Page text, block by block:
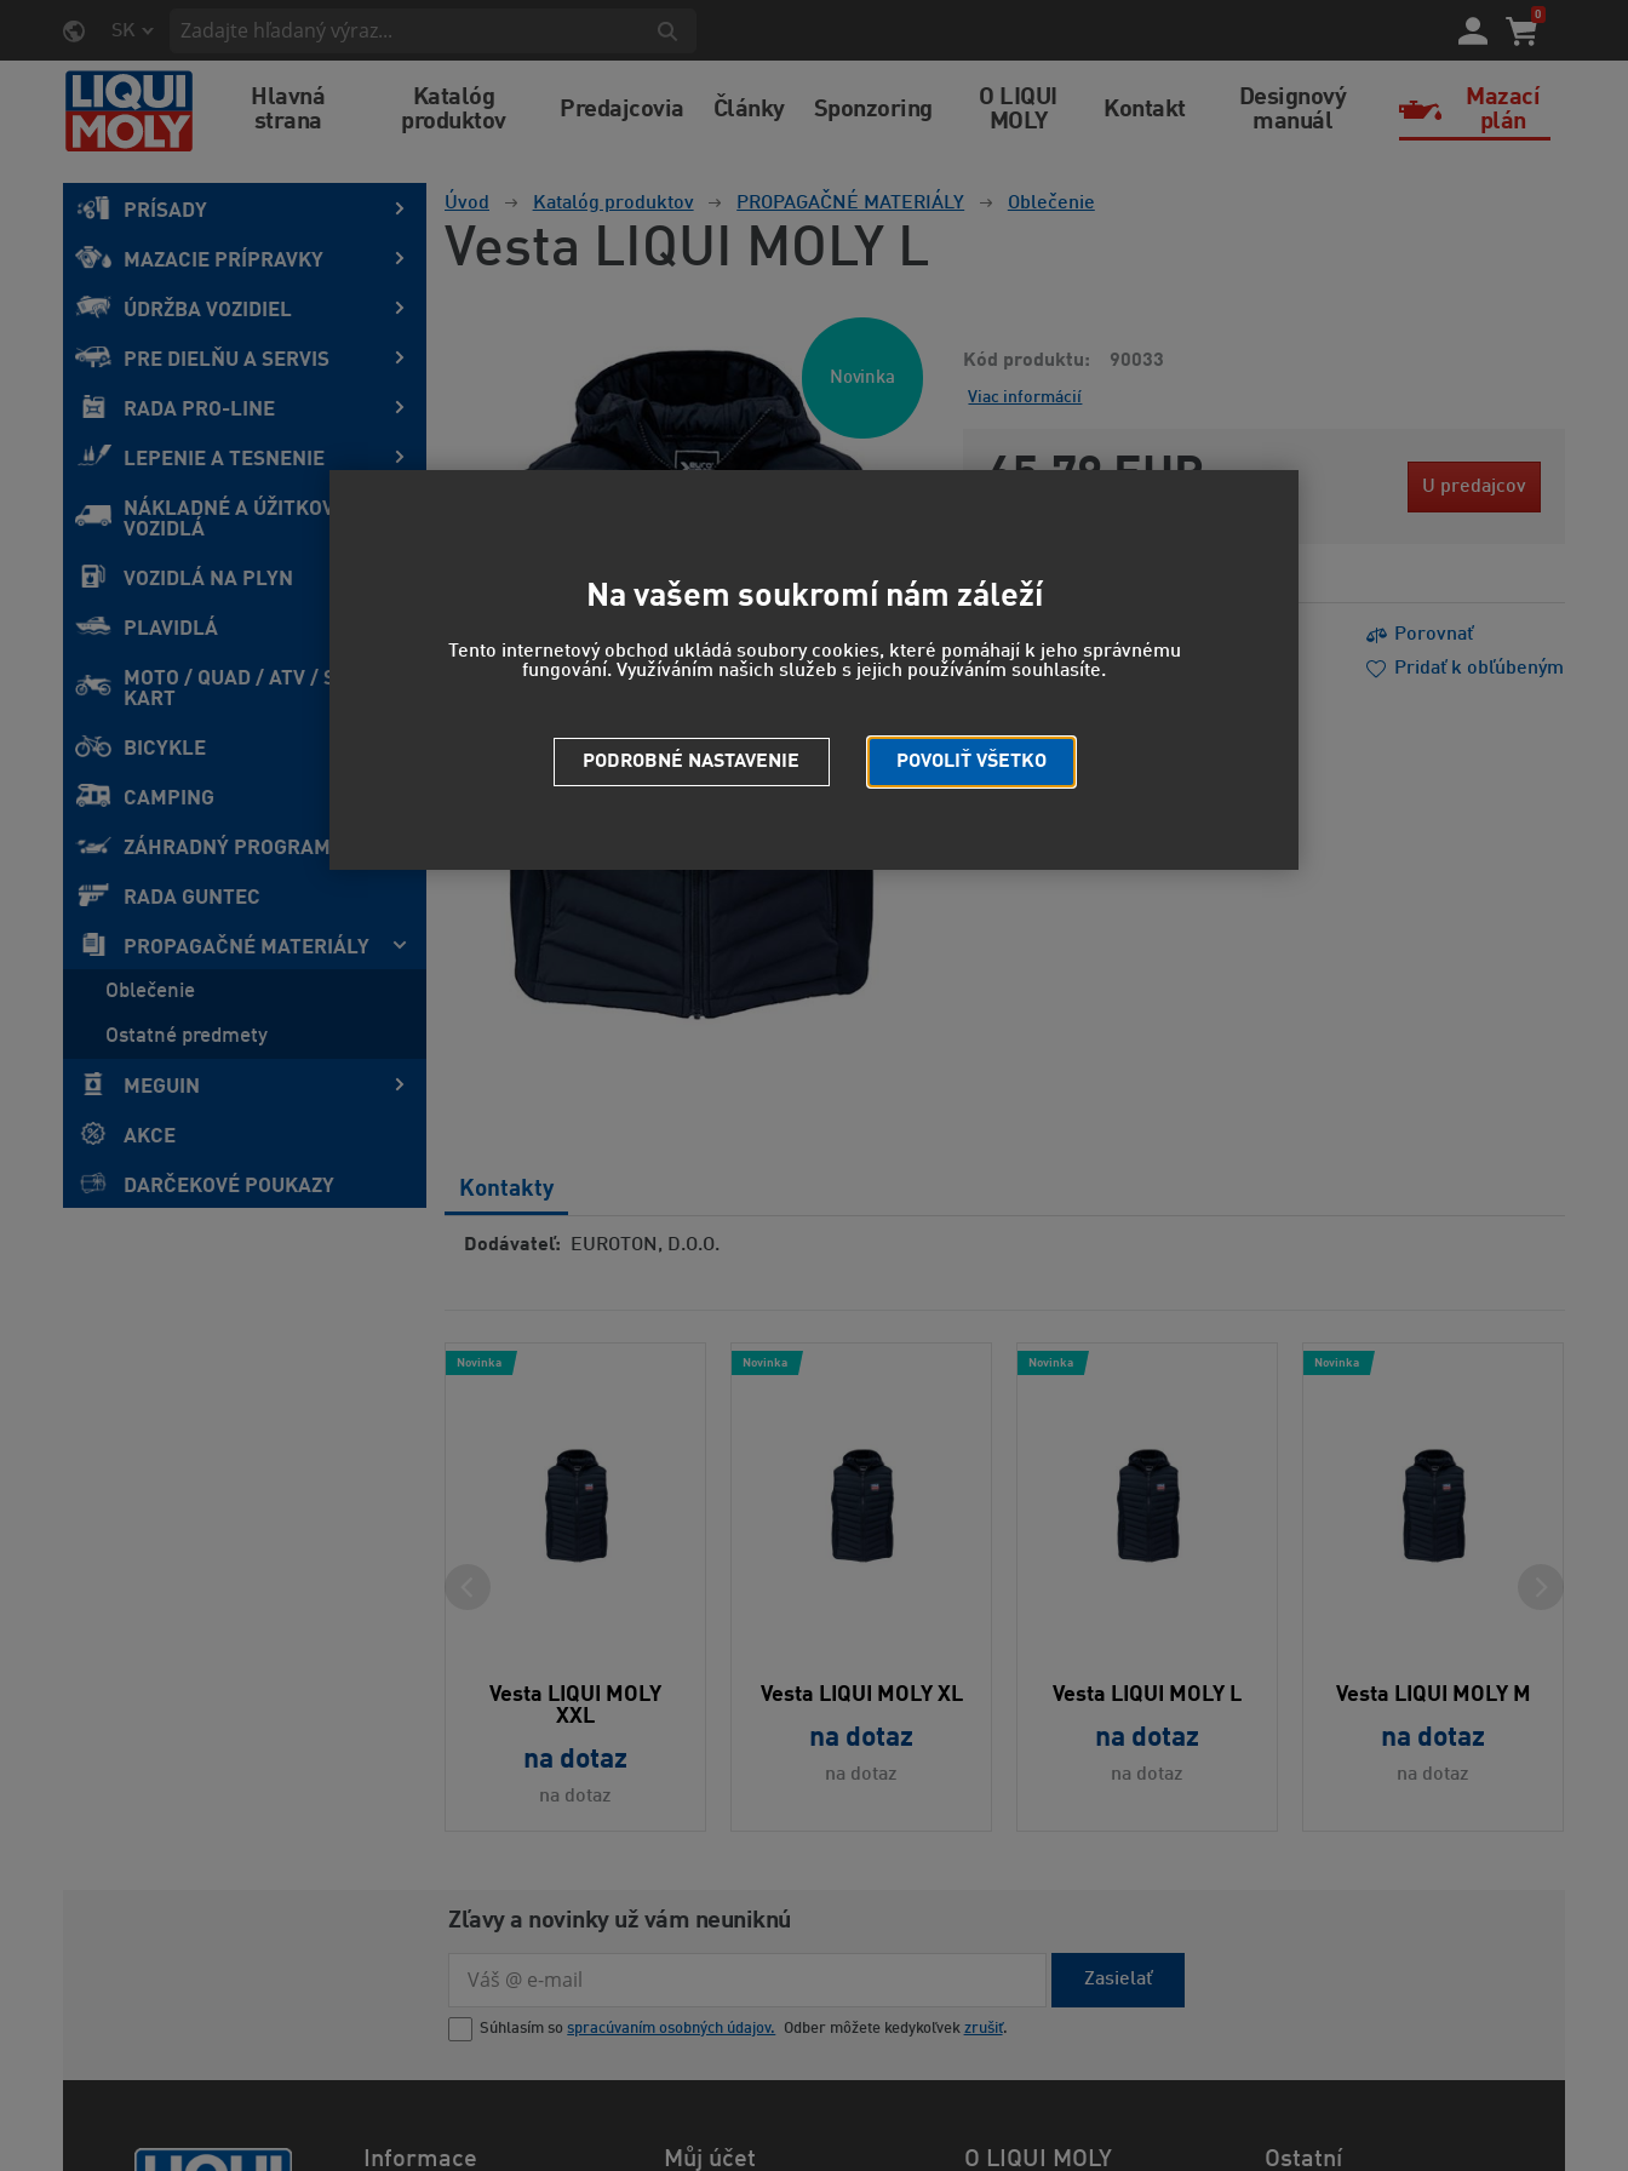
SK
0
Hlavná
strana
Katalóg
produktov
Predajcovia Články Sponzoring
O LIQUI
MOLY
Kontakt
Designový
manuál
Mazací
plán
PRÍSADY
MAZACIE PRÍPRAVKY
ÚDRŽBA VOZIDIEL
PRE DIELŇU A SERVIS
RADA PRO-LINE
LEPENIE A TESNENIE
NÁKLADNÉ A ÚŽITKOVÉ
VOZIDLÁ
VOZIDLÁ NA PLYN
PLAVIDLÁ
MOTO / QUAD / ATV / SxS /
KART
BICYKLE
CAMPING
ZÁHRADNÝ PROGRAM
RADA GUNTEC
PROPAGAČNÉ MATERIÁLY
Oblečenie
Ostatné predmety
MEGUIN
AKCE
DARČEKOVÉ POUKAZY
Úvod Katalóg produktov PROPAGAČNÉ MATERIÁLY Oblečenie
Vesta LIQUI MOLY L
Novinka
Kód produktu 90033
Viac informácií
65,79 EUR U predajcov
Porovnať
Potrebujem poradiť
Pridať k obľúbeným
Dodávateľ: EUROTON, D.O.O.
Kontakty
Vesta LIQUI MOLY
XXL
na dotaz
na dotaz
Novinka
Vesta LIQUI MOLY XL
na dotaz
na dotaz
Novinka
Vesta LIQUI MOLY L
na dotaz
na dotaz
Novinka
Vesta LIQUI MOLY M
na dotaz
na dotaz
Novinka
Zľavy a novinky už vám neuniknú
Zasielať
Súhlasím so spracúvaním osobných údajov. Odber môžete kedykoľvek zrušiť.
Informace Můj účet O LIQUI MOLY Ostatní
Na vašem soukromí nám záleží
Tento internetový obchod ukládá soubory cookies, které pomáhají k jeho správnému
fungování. Využíváním našich služeb s jejich používáním souhlasíte.
POVOLIŤ VŠETKO
PODROBNÉ NASTAVENIE